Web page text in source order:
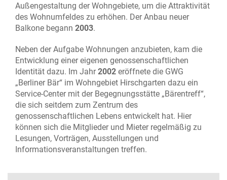
Außengestaltung der Wohngebiete, um die Attraktivität
des Wohnumfeldes zu erhöhen. Der Anbau neuer
Balkone begann 2003.
Neben der Aufgabe Wohnungen anzubieten, kam die
Entwicklung einer eigenen genossenschaftlichen
Identität dazu. Im Jahr2002 eröffnete die GWG
„Berliner Bär“ im Wohngebiet Hirschgarten dazu ein
Service-Center mit der Begegnungsstätte „Bärentreff“,
die sich seitdem zum Zentrum des
genossenschaftlichen Lebens entwickelt hat. Hier
können sich die Mitglieder und Mieter regelmäßig zu
Lesungen, Vorträgen, Ausstellungen und
Informationsveranstaltungen treffen.